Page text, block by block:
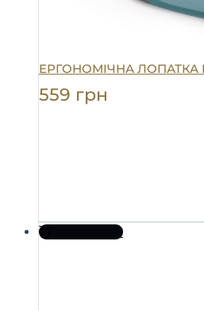
ЕРГОНОМІЧНА ЛОПАТКА
559 грн
До кошика